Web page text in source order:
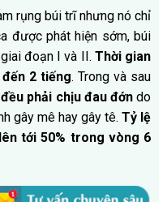
rụng búi trĩ nhưng nó chỉ
được phát hiện sớm, búi
đoạn I và II. Thời gian
2 tiếng. Trong và sau
phải chịu đau đớndo
gây mê hay gây tê. Tỷ lệ
tới 50% trong vòng 6